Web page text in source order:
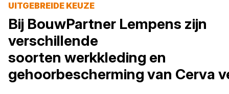
UITGEBREIDE KEUZE
Bij BouwPartner Lempens zijn
verschillende
soorten werkkleding en
gehoorbescherming van Cerva